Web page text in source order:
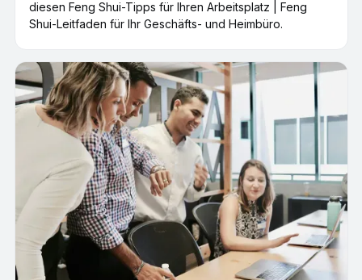
diesen Feng Shui-Tipps für Ihren Arbeitsplatz | Feng
Shui-Leitfaden für Ihr Geschäfts- und Heimbüro.